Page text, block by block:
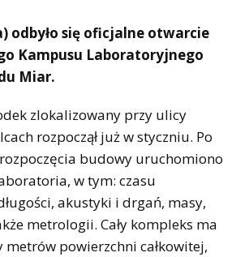
odbyło się oficjalne otwarcie
Kampusu Laboratoryjnego
Miar.
zlokalizowany przy ulicy
rozpoczął już w styczniu. Po
budowy uruchomiono
w tym: czasu
akustyki i drgań, masy,
metrologii. Cały kompleks ma
metrów powierzchni całkowitej,